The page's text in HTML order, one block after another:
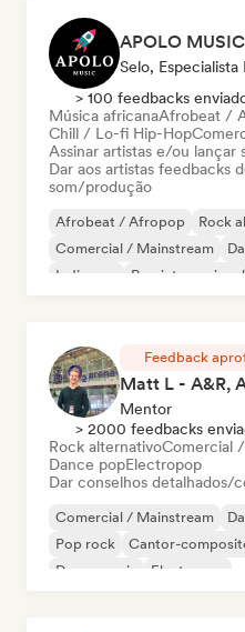
APOLO MUSIC
Selo, Especialista
> 100 feedbacks
Música africanaAfrobeat /
Chill / Lo-fi Hip-Hop
Assinar artistas e/ou lançar
Dar aos artistas feedbacks
som/produção
Afrobeat / Afropop
Rock
Comercial / Mainstream
Indie pop
Pop internacional
Feedback
Mentor
> 2000 feedbacks
Rock alternativoComercial
Dance popElectropop
Dar conselhos detalhados/
Comercial / Mainstream
Pop rock
Cantor-
Dance music
Electropop